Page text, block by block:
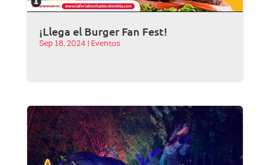
¡Llega el Burger Fan Fest!
Sep 18, 2024 Eventos